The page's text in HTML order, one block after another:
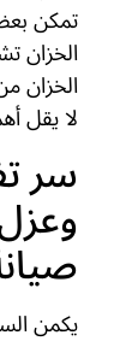
تمكن
الخزان
الخزان
لا يقل
سر
يكمن